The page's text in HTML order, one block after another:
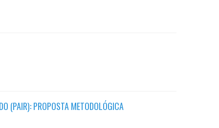
(PAIR): PROPOSTA METODOLÓGICA